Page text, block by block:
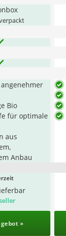
Bio
für optimale
aus
Anbau
»